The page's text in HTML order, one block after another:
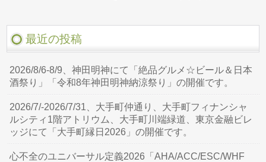
最近の投稿
2026/8/6-8/9、神田明神にて「絶品グルメ☆ビール＆日本
酒祭り」「令和8年神田明神納涼祭り」の開催です。
2026/7/-2026/7/31、大手町仲通り、大手町フィナンシャ
ルシティ1階アトリウム、大手町川端緑道、東京金融ビレ
ッジにて「大手町縁日2026」の開催です。
心不全のユニバーサル定義2026「AHA/ACC/ESC/WHF